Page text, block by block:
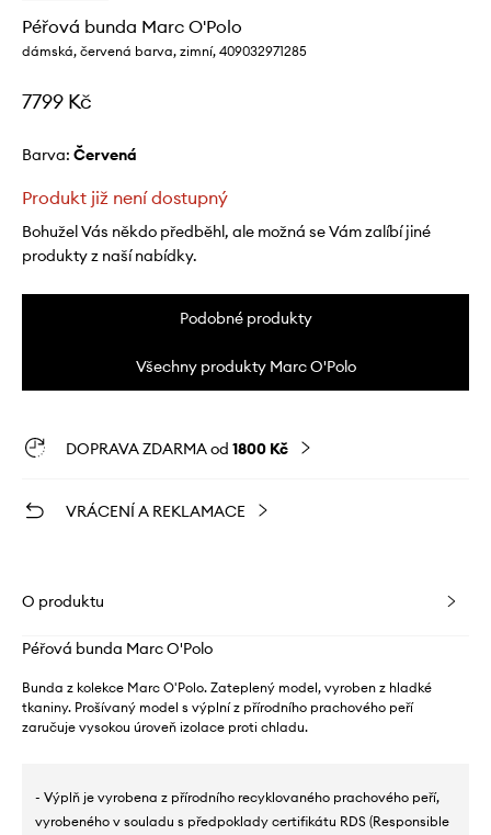
Péřová bunda Marc O'Polo
dámská, červená barva, zimní, 409032971285
7799 Kč
Barva: červená
Produkt již není dostupný
Bohužel Vás někdo předběhl, ale možná se Vám zalíbí jiné
produkty z naší nabídky.
Podobné produkty
Všechny produkty Marc O'Polo
DOPRAVA ZDARMA od 1800 Kč
VRÁCENÍ A REKLAMACE
O produktu
Péřová bunda Marc O'Polo
Bunda z kolekce Marc O'Polo. Zateplený model, vyroben z hladké
tkaniny. Prošívaný model s výplní z přírodního prachového peří
zaručuje vysokou úroveň izolace proti chladu.
- Výplň je vyrobena z přírodního recyklovaného prachového peří,
vyrobeného v souladu s předpoklady certifikátu RDS (Responsible